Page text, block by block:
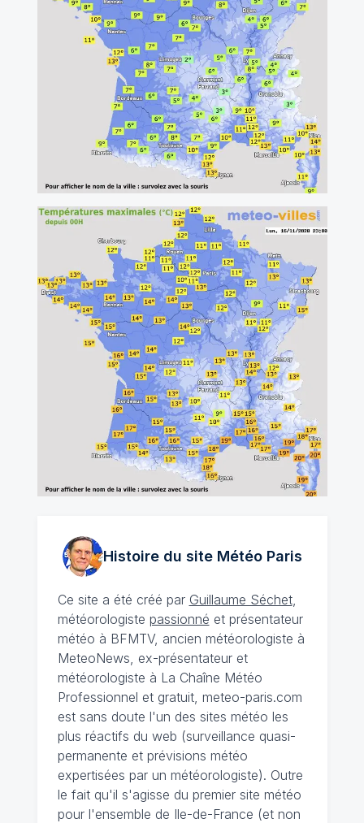
Histoire du site MétéoParis
Ce site a été créé par Guillaume Séchet,
météorologiste passionné et présentateur
météo à BFMTV, ancien météorologiste à
MeteoNews, ex-présentateur et
météorologiste à La Chaîne Météo
Professionnel et gratuit, meteo-paris.com
est sans doute l'un des sites météo les
plus réactifs du web (surveillance quasi-
permanente et prévisions météo
expertisées par un météorologiste). Outre
le fait qu'il s'agisse du premier site météo
pour l'ensemble de Ile-de-France (et non